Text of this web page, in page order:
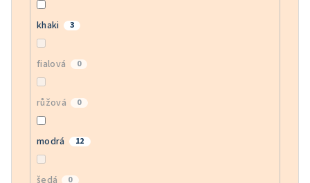
khaki 3
fialová 0
růžová 0
modrá 12
0